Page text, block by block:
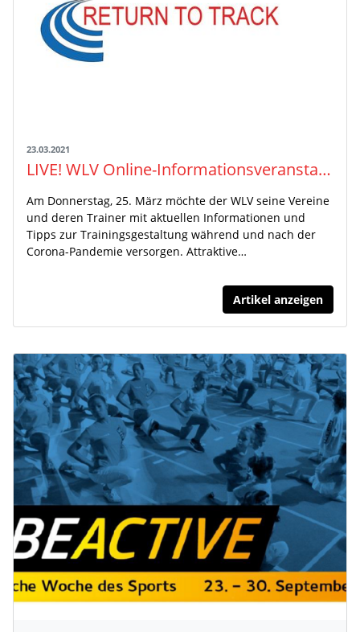
23.03.2021
LIVE! WLV Online-Informationsveranstaltung und Talk-Runde zum Wiedereinstieg ins Vereinstraining
Am Donnerstag, 25. März möchte der WLV seine Vereine
und deren Trainer mit aktuellen Informationen und
Tipps zur Trainingsgestaltung während und nach der
Corona-Pandemie versorgen. Attraktive…
Artikel anzeigen